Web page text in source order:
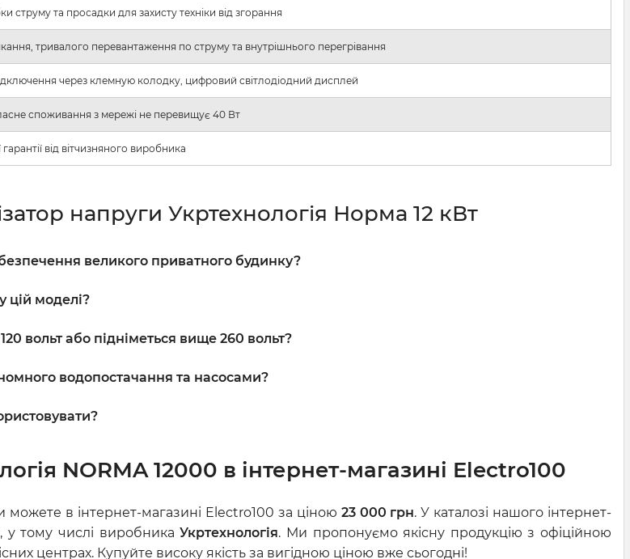
струму та просадки для захисту техніки від згорання
тривалого перевантаження по струму та внутрішнього перегрівання
через клемную колодку, цифровий світлодіодний дисплей
споживання з мережі не перевищує 40 Вт
гарантії від вітчизняного виробника
напруги Укртехнологія Норма 12 кВт
великого приватного будинку?
цій моделі?
вольт або підніметься вище 260 вольт?
водопостачання та насосами?
NORMA 12000 в інтернет-магазині Electro100
можете в інтернет-магазині Electro100 за ціною 23 000 грн. У каталозі нашого інтернет-
у тому числі виробникаУкртехнологія. Ми пропонуємо якісну продукцію з офіційною
центрах. Купуйте високу якість за вигідною ціною вже сьогодні!